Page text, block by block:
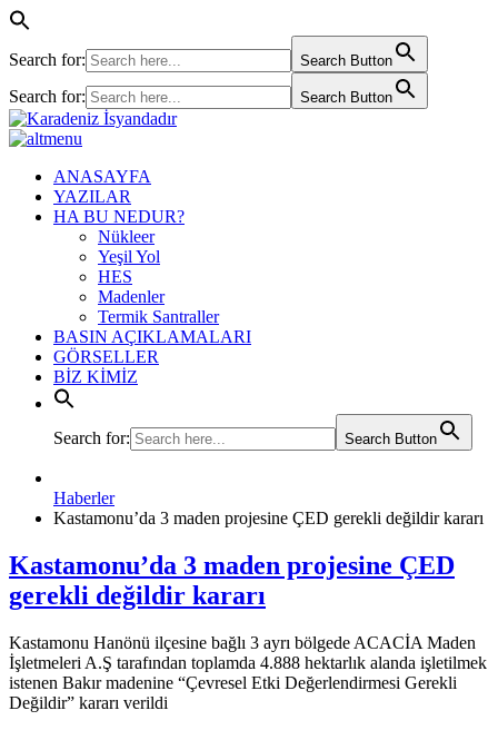
Search for: Search Button
Search for: Search Button
ANASAYFA
YAZILAR
HA BU NEDUR?
Nükleer
Yeşil Yol
HES
Madenler
Termik Santraller
BASIN AÇIKLAMALARI
GÖRSELLER
BİZ KİMİZ
Search for: Search Button
Haberler
Kastamonu’da 3 maden projesine ÇED gerekli değildir kararı
Kastamonu’da 3 maden projesine ÇED
gerekli değildir kararı
Kastamonu Hanönü ilçesine bağlı 3 ayrı bölgede ACACİA Maden
İşletmeleri A.Ş tarafından toplamda 4.888 hektarlık alanda işletilmek
istenen Bakır madenine “Çevresel Etki Değerlendirmesi Gerekli
Değildir” kararı verildi